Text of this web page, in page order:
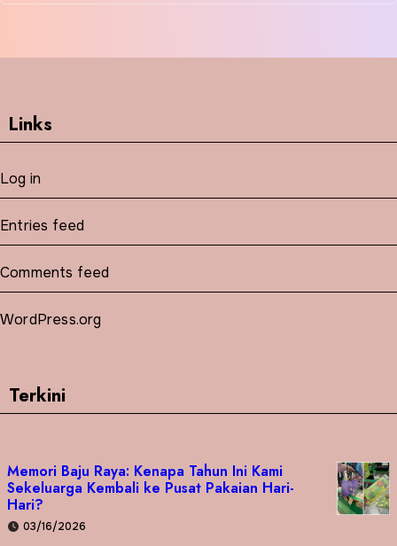
Links
Log in
Entries feed
Comments feed
WordPress.org
Terkini
Memori Baju Raya: Kenapa Tahun Ini Kami
Sekeluarga Kembali ke Pusat Pakaian Hari-
Hari?
03/16/2026